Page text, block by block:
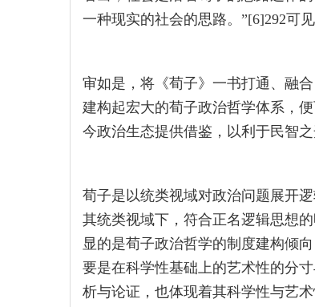
一种现实的社会的思路。”[6]292可
审如是，将《荀子》一书打通、融
建构起宏大的荀子政治哲学体系，
今政治生态提供借鉴，以利于民智
荀子是以统类视域对政治问题展开
其统类视域下，符合正名逻辑思想
显的是荀子政治哲学的制度建构倾
要是在科学性基础上的艺术性的分
析与论证，也体现着其科学性与艺术